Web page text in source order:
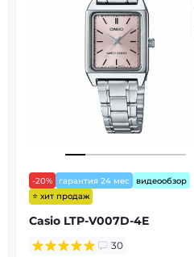
-20% гарантия 24 мес
видеообзор
⭐ хит продаж
Casio LTP-V007D-4E
30